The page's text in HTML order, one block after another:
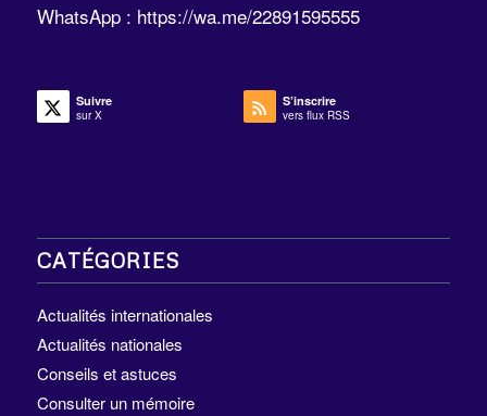
WhatsApp : https://wa.me/22891595555
Suivre
sur X
S’inscrire
vers flux RSS
CATÉGORIES
Actualités internationales
Actualités nationales
Conseils et astuces
Consulter un mémoire